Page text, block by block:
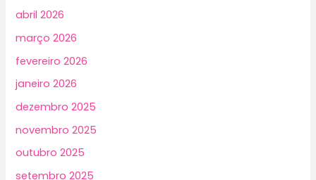
abril 2026
março 2026
fevereiro 2026
janeiro 2026
dezembro 2025
novembro 2025
outubro 2025
setembro 2025